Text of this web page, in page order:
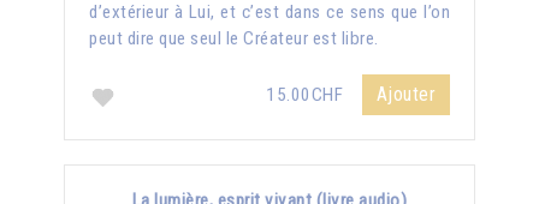
d’extérieur à Lui, et c’est dans ce sens que l’on
peut dire que seul le Créateur est libre.
15.00CHF Ajouter